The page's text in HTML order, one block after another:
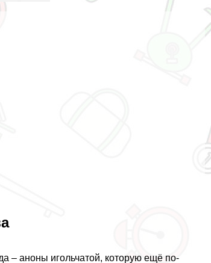
– аноны игольчатой, которую ещё по-